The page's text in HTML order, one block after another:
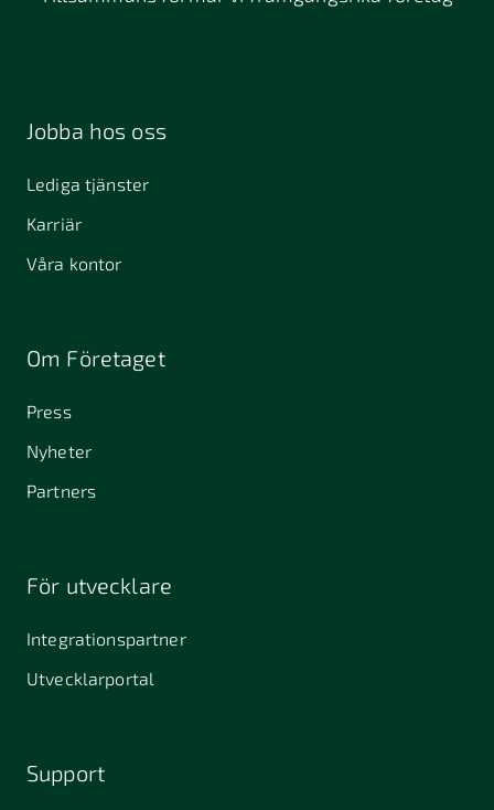
Jobba hos oss
Lediga tjänster
Karriär
Våra kontor
Om Företaget
Press
Nyheter
Partners
För utvecklare
Integrationspartner
Utvecklarportal
Support